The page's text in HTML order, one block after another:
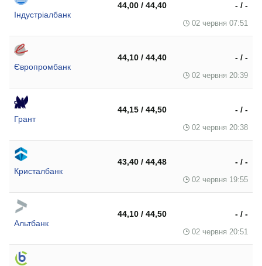
Індустріалбанк
44,00 / 44,40 - / -
02 червня 07:51
Європромбанк
44,10 / 44,40 - / -
02 червня 20:39
Грант
44,15 / 44,50 - / -
02 червня 20:38
Кристалбанк
43,40 / 44,48 - / -
02 червня 19:55
Альтбанк
44,10 / 44,50 - / -
02 червня 20:51